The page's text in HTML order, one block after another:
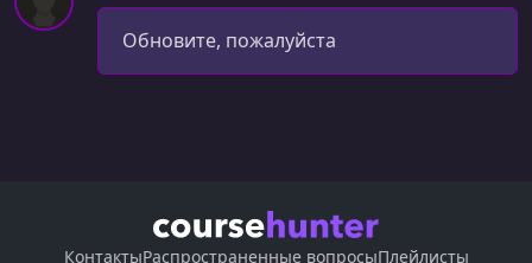
Обновите, пожалуйста
КонтактыРаспространенные вопросыПлейлисты